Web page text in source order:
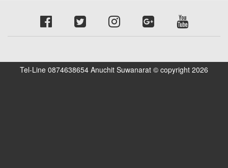
Tel-Line 0874638654 Anuchit Suwanarat © copyright 2026